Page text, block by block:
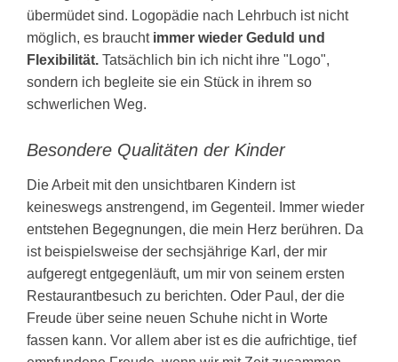
übermüdet sind. Logopädie nach Lehrbuch ist nicht
möglich, es braucht immer wieder Geduld und
Flexibilität. Tatsächlich bin ich nicht ihre "Logo",
sondern ich begleite sie ein Stück in ihrem so
schwerlichen Weg.
Besondere Qualitäten der Kinder
Die Arbeit mit den unsichtbaren Kindern ist
keineswegs anstrengend, im Gegenteil. Immer wieder
entstehen Begegnungen, die mein Herz berühren. Da
ist beispielsweise der sechsjährige Karl, der mir
aufgeregt entgegenläuft, um mir von seinem ersten
Restaurantbesuch zu berichten. Oder Paul, der die
Freude über seine neuen Schuhe nicht in Worte
fassen kann. Vor allem aber ist es die aufrichtige, tief